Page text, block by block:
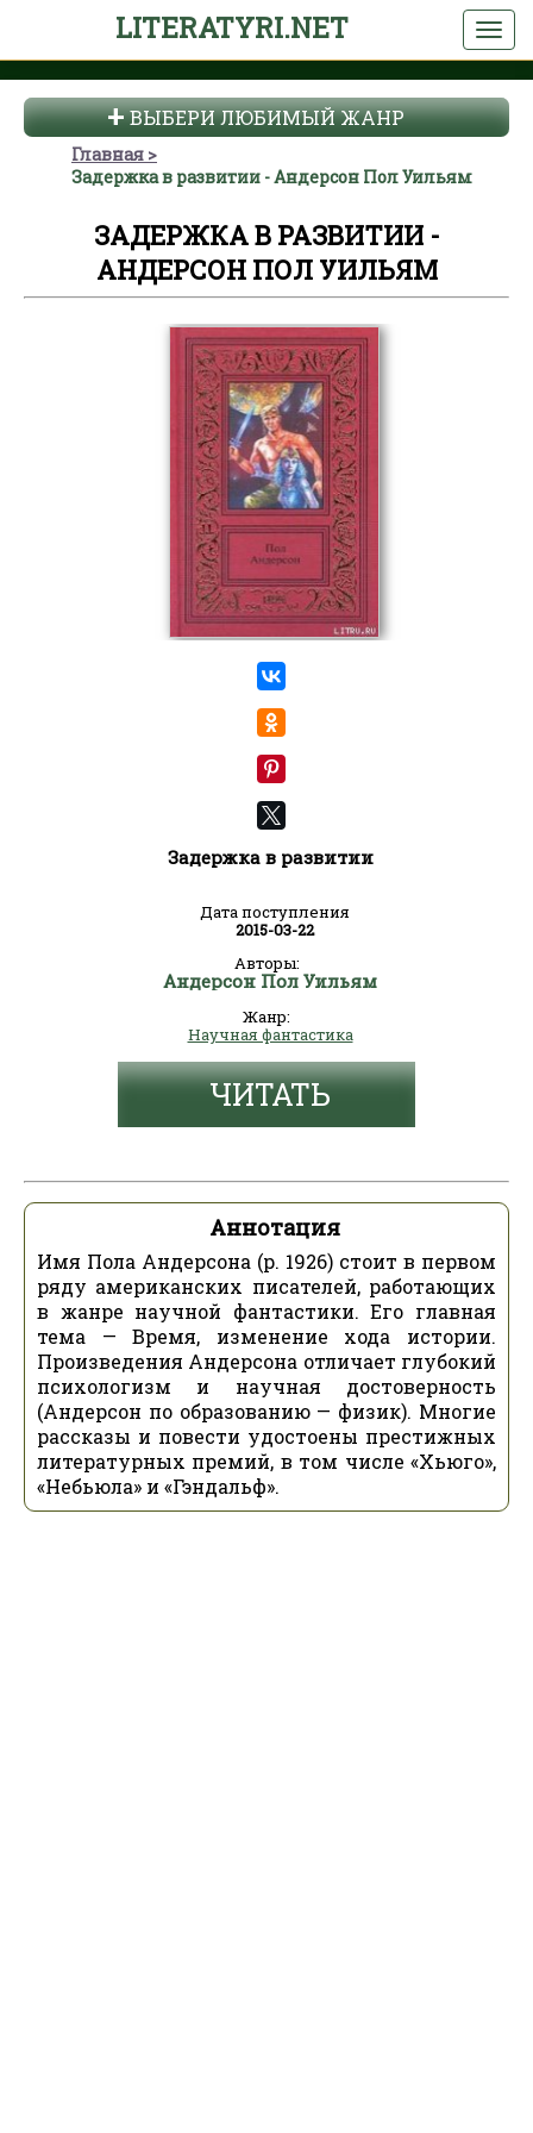
LITERATYRI.NET
ВЫБЕРИ ЛЮБИМЫЙ ЖАНР
Главная
Задержка в развитии - Андерсон Пол Уильям
ЗАДЕРЖКА В РАЗВИТИИ -
АНДЕРСОН ПОЛ УИЛЬЯМ
Задержка в развитии
Дата поступления
2015-03-22
Авторы:
Андерсон Пол Уильям
Жанр:
Научная фантастика
ЧИТАТЬ
Аннотация
Имя Пола Андерсона (р. 1926) стоит в первом
ряду американских писателей, работающих
в жанре научной фантастики. Его главная
тема — Время, изменение хода истории.
Произведения Андерсона отличает глубокий
психологизм и научная достоверность
(Андерсон по образованию — физик). Многие
рассказы и повести удостоены престижных
литературных премий, в том числе «Хьюго»,
«Небьюла» и «Гэндальф».